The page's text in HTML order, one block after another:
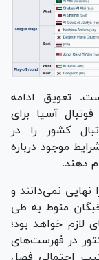
تعویق ادامه
آسیا برای
کشور را در
موجود درباره
دهند.
نهایی نمی‌دانند و
منوط به طی
لازم خواهد بود؛
در فهرست‌های